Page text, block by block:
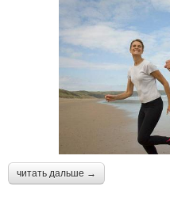
читать дальше →